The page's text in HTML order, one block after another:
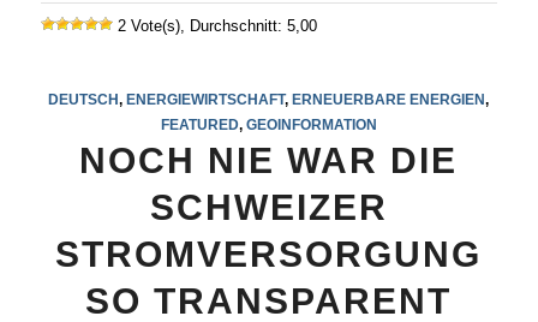
2 Vote(s), Durchschnitt: 5,00
DEUTSCH,ENERGIEWIRTSCHAFT,ERNEUERBARE ENERGIEN,
FEATURED, GEOINFORMATION
NOCH NIE WAR DIE
SCHWEIZER
STROMVERSORGUNG
SO TRANSPARENT